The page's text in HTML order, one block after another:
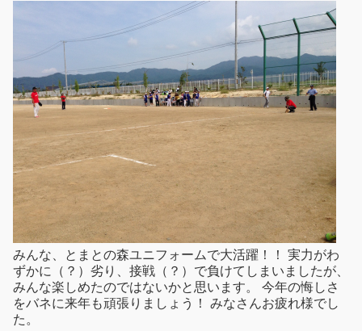
みんな、とまとの森ユニフォームで大活躍！！ 実力がわ
ずかに（？）劣り、接戦（？）で負けてしまいましたが、
みんな楽しめたのではないかと思います。 今年の悔しさ
をバネに来年も頑張りましょう！ みなさんお疲れ様でし
た。